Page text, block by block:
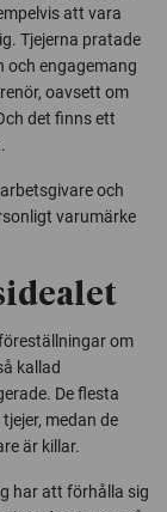
att vara
Tjejerna pratade
och engagemang
oavsett om
det finns ett
och
varumärke
om
kallad
De flesta
medan de
är killar.
har att förhålla sig